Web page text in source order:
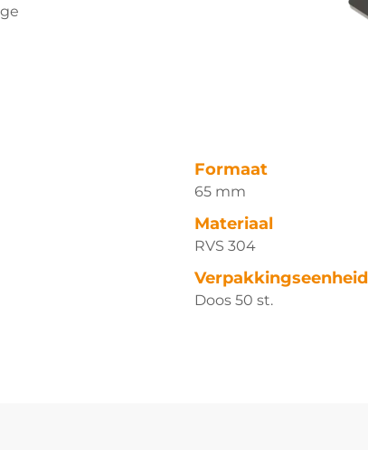
Formaat
65 mm
Materiaal
RVS 304
Verpakkingseenheid
Doos 50 st.